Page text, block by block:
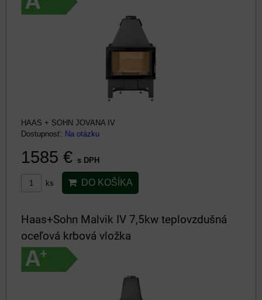
HAAS + SOHN JOVANA IV
Dostupnosť: Na otázku
1585 € s DPH
ks DO KOŠÍKA
Haas+Sohn Malvik IV 7,5kw teplovzdušná
oceľová krbová vložka